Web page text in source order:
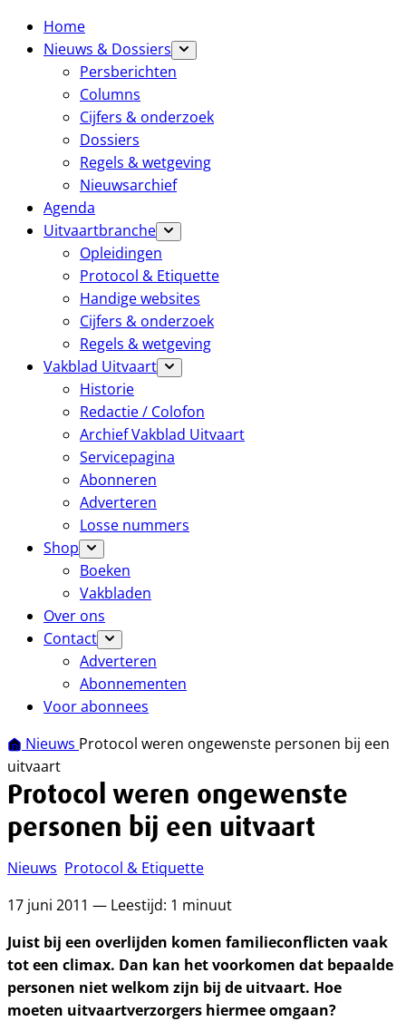
Home
Nieuws & Dossiers
Persberichten
Columns
Cijfers & onderzoek
Dossiers
Regels & wetgeving
Nieuwsarchief
Agenda
Uitvaartbranche
Opleidingen
Protocol & Etiquette
Handige websites
Cijfers & onderzoek
Regels & wetgeving
Vakblad Uitvaart
Historie
Redactie / Colofon
Archief Vakblad Uitvaart
Servicepagina
Abonneren
Adverteren
Losse nummers
Shop
Boeken
Vakbladen
Over ons
Contact
Adverteren
Abonnementen
Voor abonnees
Nieuws Protocol weren ongewenste personen bij een
uitvaart
Protocol weren ongewenste
personen bij een uitvaart
Nieuws Protocol & Etiquette
17 juni 2011 — Leestijd: 1 minuut
Juist bij een overlijden komen familieconflicten vaak
tot een climax. Dan kan het voorkomen dat bepaalde
personen niet welkom zijn bij de uitvaart. Hoe
moeten uitvaartverzorgers hiermee omgaan?